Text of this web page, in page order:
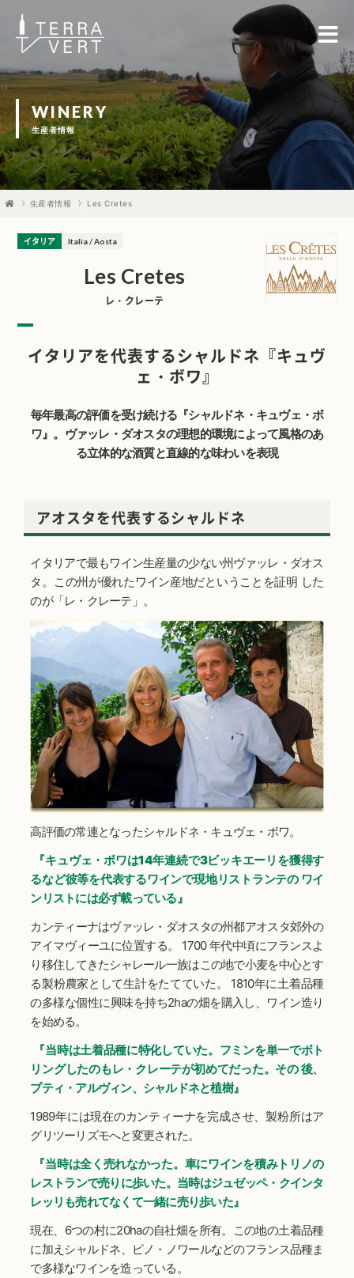
WINERY
生産者情報
生産者情報 Les Cretes
Les Cretes
レ・クレーテ
イタリア Italia / Aosta
イタリアを代表するシャルドネ『キュヴ
ェ・ボワ』
毎年最高の評価を受け続ける『シャルドネ・キュヴェ・ボ
ワ』。ヴァッレ・ダオスタの理想的環境によって風格のあ
る立体的な酒質と直線的な味わいを表現
アオスタを代表するシャルドネ
イタリアで最もワイン生産量の少ない州ヴァッレ・ダオス
タ。この州が優れたワイン産地だということを証明 した
のが「レ・クレーテ」。
高評価の常連となったシャルドネ・キュヴェ・ボワ。
『キュヴェ・ボワは14年連続で3ビッキエーリを獲得す
るなど彼等を代表するワインで現地リストランテの ワイ
ンリストには必ず載っている』
カンティーナはヴァッレ・ダオスタの州都アオスタ郊外の
アイマヴィーユに位置する。 1700 年代中頃にフランスよ
り移住してきたシャレール一族はこの地で小麦を中心とす
る製粉農家として生計をたてていた。 1810年に土着品種
の多様な個性に興味を持ち2haの畑を購入し、ワイン造り
を始める。
『当時は土着品種に特化していた。フミンを単一でボト
リングしたのもレ・クレーテが初めてだった。その 後、
プティ・アルヴィン、シャルドネと植樹』
1989年には現在のカンティーナを完成させ、製粉所はア
グリツーリズモへと変更された。
『当時は全く売れなかった。車にワインを積みトリノの
レストランで売りに歩いた。当時はジュゼッペ・クインタ
レッリも売れてなくて一緒に売り歩いた』
現在、6つの村に20haの自社畑を所有。この地の土着品種
に加えシャルドネ、ピノ・ノワールなどのフランス品種ま
で多様なワインを造っている。